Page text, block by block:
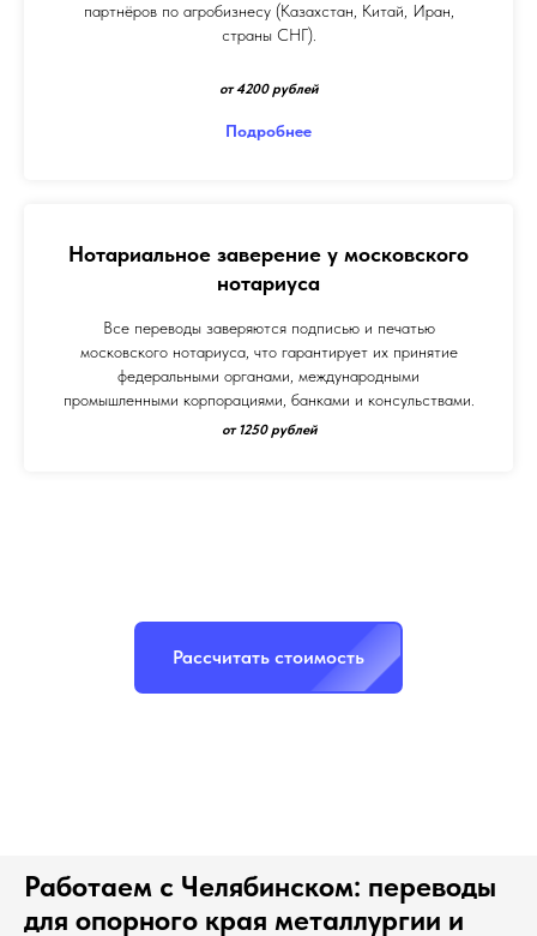
партнёров по агробизнесу (Казахстан, Китай, Иран,
страны СНГ).
от 4200 рублей
Подробнее
Нотариальное заверение у московского
нотариуса
Все переводы заверяются подписью и печатью
московского нотариуса, что гарантирует их принятие
федеральными органами, международными
промышленными корпорациями, банками и консульствами.
от 1250 рублей
Рассчитать стоимость
Работаем с Челябинском: переводы
для опорного края металлургии и